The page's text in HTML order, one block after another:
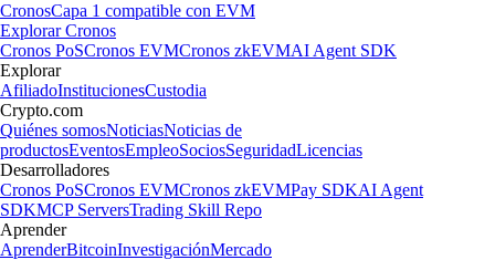
CronosCapa 1 compatible con EVM
Explorar Cronos
Cronos PoSCronos EVMCronos zkEVMAI Agent SDK
Explorar
AfiliadoInstitucionesCustodia
Crypto.com
Quiénes somosNoticiasNoticias de
productosEventosEmpleoSociosSeguridadLicencias
Desarrolladores
Cronos PoSCronos EVMCronos zkEVMPay SDKAI Agent
SDKMCP ServersTrading Skill Repo
Aprender
AprenderBitcoinInvestigaciónMercado